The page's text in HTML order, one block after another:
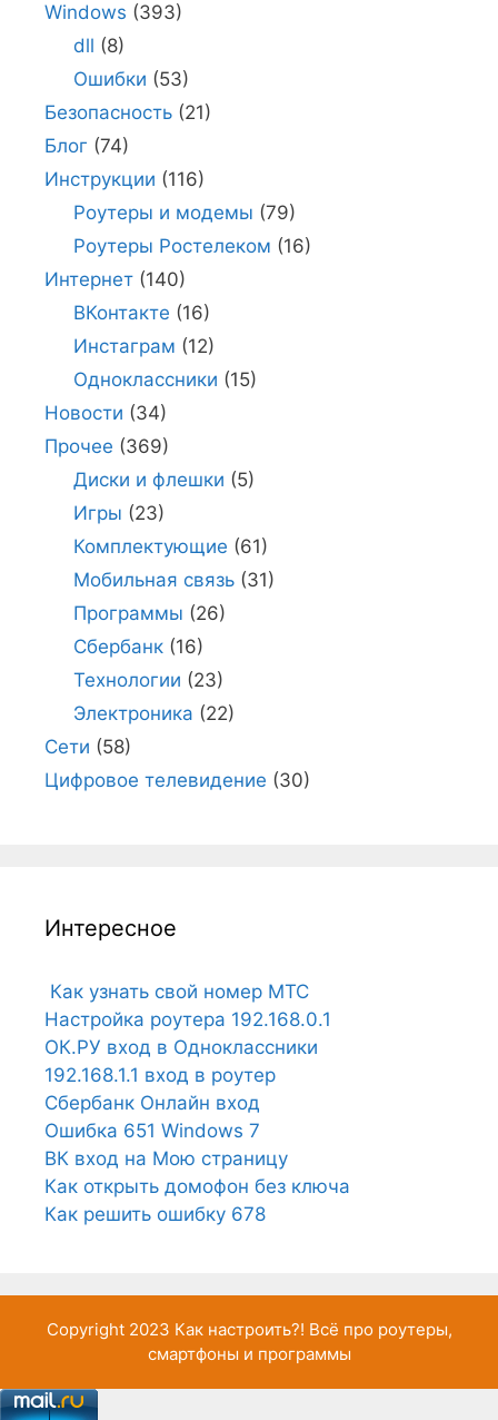
Windows (393)
dll (8)
Ошибки (53)
Безопасность (21)
Блог (74)
Инструкции (116)
Роутеры и модемы (79)
Роутеры Ростелеком (16)
Интернет (140)
ВКонтакте (16)
Инстаграм (12)
Одноклассники (15)
Новости (34)
Прочее (369)
Диски и флешки (5)
Игры (23)
Комплектующие (61)
Мобильная связь(31)
Программы (26)
Сбербанк(16)
Технологии (23)
Электроника (22)
Сети (58)
Цифровое телевидение (30)
Интересное
Как узнать свой номер МТС
Настройка роутера 192.168.0.1
ОК.РУ вход в Одноклассники
192.168.1.1 вход в роутер
Сбербанк Онлайн вход
Ошибка 651 Windows 7
ВК вход на Мою страницу
Как открыть домофон без ключа
Как решить ошибку 678
Copyright 2023 Как настроить?! Всё про роутеры,
смартфоны и программы